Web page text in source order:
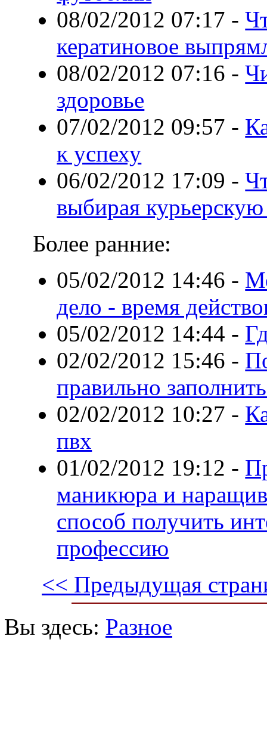
08/02/2012 07:17 -
кератиновое
08/02/2012 07:16 -
здоровье
07/02/2012 09:57 -
к успеху
06/02/2012 17:09 -
выбирая
Более ранние:
05/02/2012 14:46 -
дело - время
05/02/2012 14:44 -
02/02/2012 15:46 -
правильно
02/02/2012 10:27 -
пвх
01/02/2012 19:12 -
маникюра и
способ получить
профессию
<< Предыдущая
Вы здесь: Разное